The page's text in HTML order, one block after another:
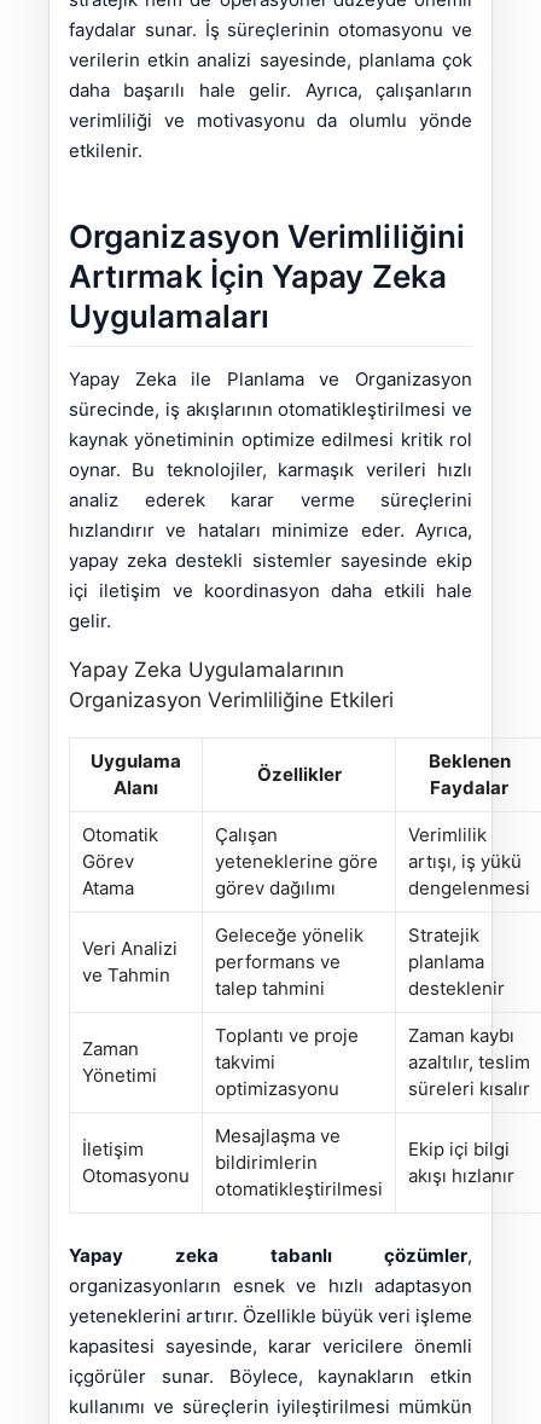
faydalar sunar. İş süreçlerinin otomasyonu ve
verilerin etkin analizi sayesinde, planlama çok
daha başarılı hale gelir. Ayrıca, çalışanların
verimliliği ve motivasyonu da olumlu yönde
etkilenir.
Organizasyon Verimliliğini
Artırmak İçin Yapay Zeka
Uygulamaları
Yapay Zeka ile Planlama ve Organizasyon
sürecinde, iş akışlarının otomatikleştirilmesi ve
kaynak yönetiminin optimize edilmesi kritik rol
oynar. Bu teknolojiler, karmaşık verileri hızlı
analiz ederek karar verme süreçlerini
hızlandırır ve hataları minimize eder. Ayrıca,
yapay zeka destekli sistemler sayesinde ekip
içi iletişim ve koordinasyon daha etkili hale
gelir.
Yapay Zeka Uygulamalarının
Organizasyon Verimliliğine Etkileri
Uygulama
Alanı
Özellikler
Beklenen
Faydalar
Otomatik
Görev
Atama
Çalışan
yeteneklerine göre
görev dağılımı
Verimlilik
artışı, iş yükü
dengelenmesi
Veri Analizi
ve Tahmin
Geleceğe yönelik
performans ve
talep tahmini
Stratejik
planlama
desteklenir
Zaman
Yönetimi
Toplantı ve proje
takvimi
optimizasyonu
Zaman kaybı
azaltılır, teslim
süreleri kısalır
İletişim
Otomasyonu
Mesajlaşma ve
bildirimlerin
otomatikleştirilmesi
Ekip içi bilgi
akışı hızlanır
Yapay zeka tabanlı çözümler,
organizasyonların esnek ve hızlı adaptasyon
yeteneklerini artırır. Özellikle büyük veri işleme
kapasitesi sayesinde, karar vericilere önemli
içgörüler sunar. Böylece, kaynakların etkin
kullanımı ve süreçlerin iyileştirilmesi mümkün